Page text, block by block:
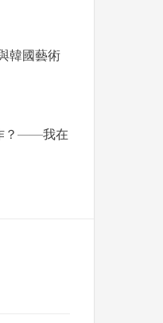
韓國藝術
？——我在